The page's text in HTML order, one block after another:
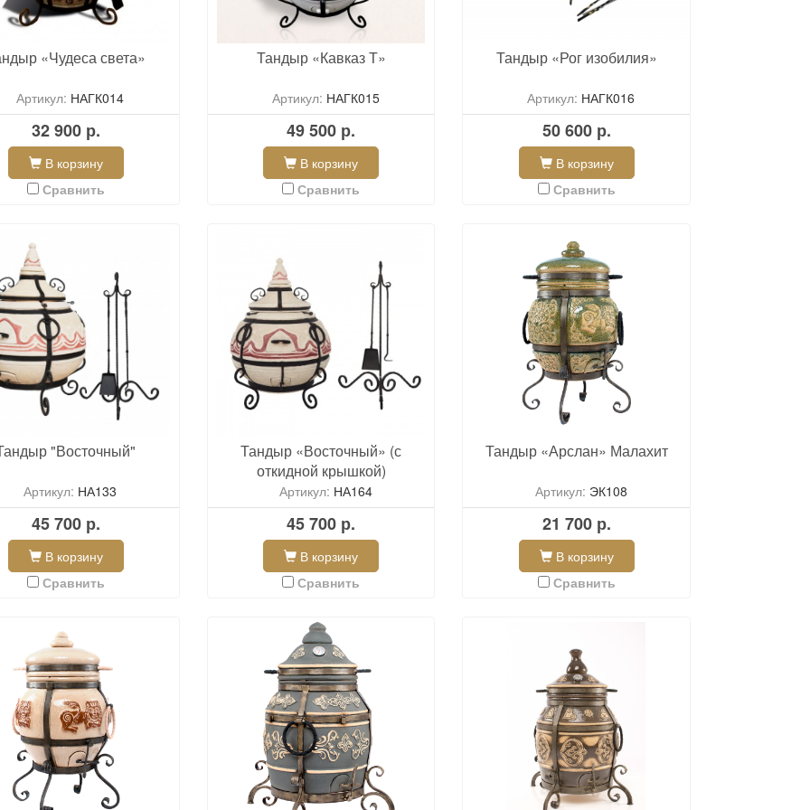
«Чудеса света»
Артикул: НАГК014
32 900 р.
В корзину
Сравнить
Тандыр «Кавказ Т»
Артикул: НАГК015
49 500 р.
В корзину
Сравнить
Тандыр «Рог изобилия»
Артикул: НАГК016
50 600 р.
В корзину
Сравнить
"Восточный"
Артикул: НА133
45 700 р.
В корзину
Сравнить
Тандыр «Восточный» (с
откидной крышкой)
Артикул: НА164
45 700 р.
В корзину
Сравнить
Тандыр «Арслан» Малахит
Артикул: ЭК108
21 700 р.
В корзину
Сравнить